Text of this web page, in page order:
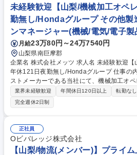
ンテナンスなど、あなたの適性や興味に合
能です。 募集職種 ◎未経験歓迎【山梨/甲府】ビスケットの製造担当｜夜
勤なし｜創業52年
未経験歓迎【山梨/機械加工オペ
勤無し/Hondaグループ その他製
ンマネージャー(機械/電気/電子
月給23万80円～24万7540円
山梨県南巨摩郡
企業名 株式会社メッツ 求人名 未経験歓迎【山梨/機械加工オペレーター】
年休121日夜勤無し/Hondaグループ 仕事の内容 Hondaグループでダイカ
ストメーカーである当社にて、機械加工オペ
【詳細】アルミダイカスト部品を定められ
加工機へセットし、自動的に加工された製品
準に基づき外観検査や検具による確認を行う作業を
囲：当社業務全般 募集職種 未経験歓迎【山梨/機械加工オペレーター】年
休121日夜勤無し/Hondaグループ
業界未経験歓迎 年間休日120日以上 転勤なし
完全週休2日制
正社員
Oビバレッジ株式会社
【山梨/物流(メンバー)】プライ